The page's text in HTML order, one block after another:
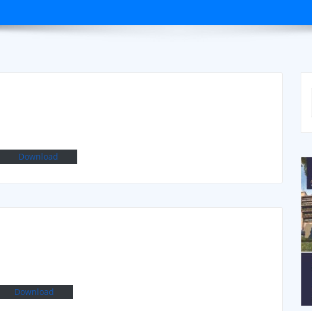
Download
Download